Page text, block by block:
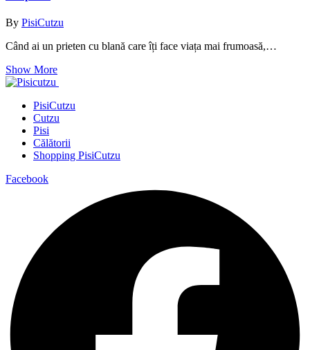
By PisiCutzu
Când ai un prieten cu blană care îți face viața mai frumoasă,…
Show More
PisiCutzu
Cutzu
Pisi
Călătorii
Shopping PisiCutzu
Facebook